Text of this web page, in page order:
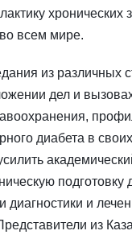
хронических
всем мире.
из различных
дел и
диабета в
подготовку
диагностики и
из